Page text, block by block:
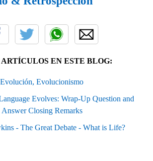
ARTÍCULOS EN ESTE BLOG:
Evolución, Evolucionismo
Evolves: Wrap-Up Question and
Answer Closing Remarks
- The Great Debate - What is Life?